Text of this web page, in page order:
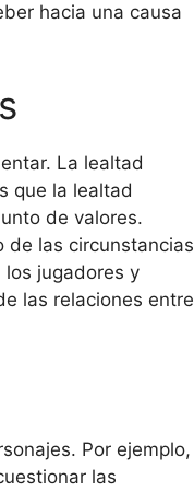
hacia una causa
La lealtad
que la lealtad
de valores.
de las circunstancias
los jugadores y
las relaciones entre
Por ejemplo,
las